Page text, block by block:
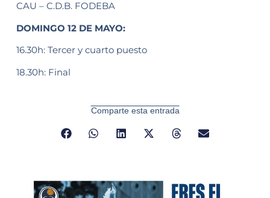
CAU – C.D.B. FODEBA
DOMINGO 12 DE MAYO:
16.30h: Tercer y cuarto puesto
18.30h: Final
Comparte esta entrada